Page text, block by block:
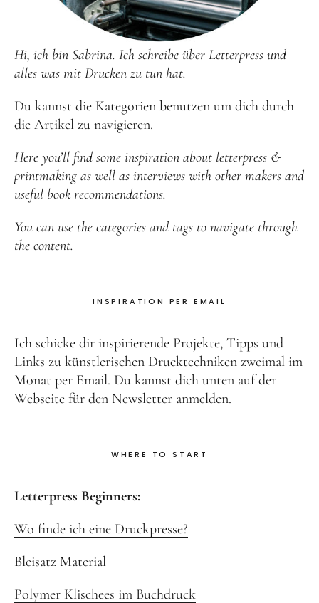
Hi, ich bin Sabrina. Ich schreibe über Letterpress und
alles was mit Drucken zu tun hat.
Du kannst die Kategorien benutzen um dich durch
die Artikel zu navigieren.
Here you’ll find some inspiration about letterpress &
printmaking as well as interviews with other makers and
useful book recommendations.
You can use the categories and tags to navigate through
the content.
INSPIRATION PER EMAIL
Ich schicke dir inspirierende Projekte, Tipps und
Links zu künstlerischen Drucktechniken zweimal im
Monat per Email. Du kannst dich unten auf der
Webseite für den Newsletter anmelden.
WHERE TO START
Letterpress Beginners:
Wo finde ich eine Druckpresse?
Bleisatz Material
Polymer Klischees im Buchdruck